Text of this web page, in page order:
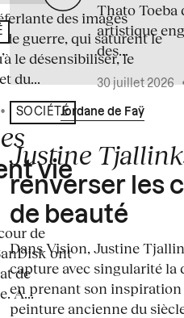
vie
de
ont
de
À...
des images
guerre, qui saturent le
le désensibiliser, le
du...
• Écrit par Jordane de Faÿ
SOCIÉTÉ
Justine
renverser les
de beauté
Dans Vision, Justine
capture avec singularité la
en prenant son inspiration
peinture ancienne du
Thato Toeba
artistique
des...
30 juillet 2026